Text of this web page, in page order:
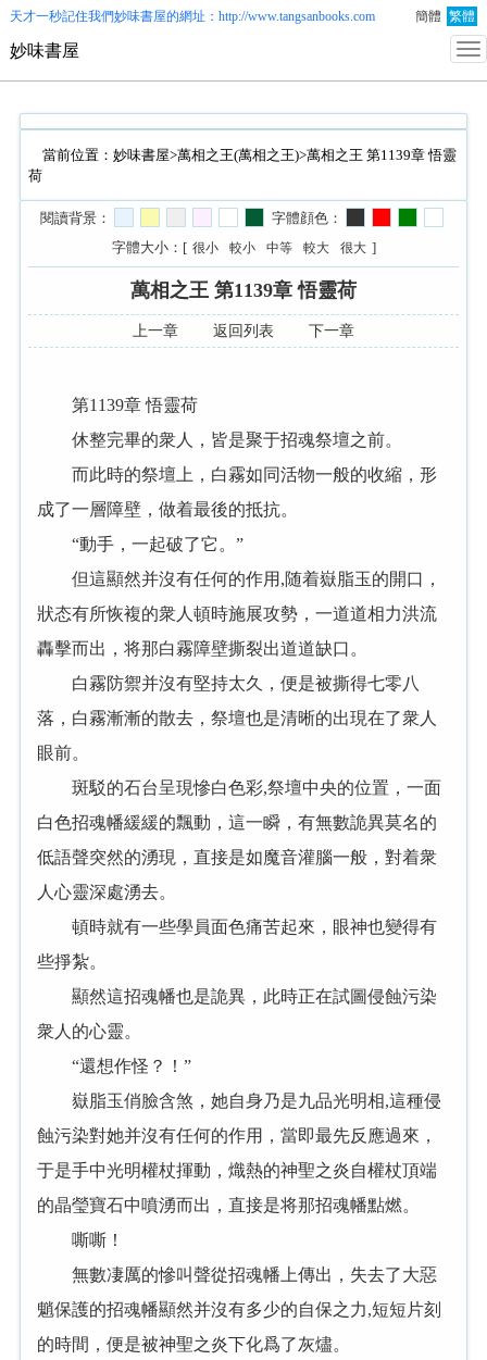
天才一秒記住我們妙味書屋的網址：http://www.tangsanbooks.com 簡體 繁體
妙味書屋
當前位置： 妙味書屋>萬相之王(萬相之王)>萬相之王 第1139章 悟靈
荷
閱讀背景：
字體顔色：
字體大小：[ 很小 較小 中等 較大 很大 ]
萬相之王 第1139章 悟靈荷
上一章 返回列表 下一章
第1139章 悟靈荷
休整完畢的衆人，皆是聚于招魂祭壇之前。
而此時的祭壇上，白霧如同活物一般的收縮，形
成了一層障壁，做着最後的抵抗。
“動手，一起破了它。”
但這顯然并沒有任何的作用,随着嶽脂玉的開口，
狀态有所恢複的衆人頓時施展攻勢，一道道相力洪流
轟擊而出，将那白霧障壁撕裂出道道缺口。
白霧防禦并沒有堅持太久，便是被撕得七零八
落，白霧漸漸的散去，祭壇也是清晰的出現在了衆人
眼前。
斑駁的石台呈現慘白色彩,祭壇中央的位置，一面
白色招魂幡緩緩的飄動，這一瞬，有無數詭異莫名的
低語聲突然的湧現，直接是如魔音灌腦一般，對着衆
人心靈深處湧去。
頓時就有一些學員面色痛苦起來，眼神也變得有
些掙紮。
顯然這招魂幡也是詭異，此時正在試圖侵蝕污染
衆人的心靈。
“還想作怪？！”
嶽脂玉俏臉含煞，她自身乃是九品光明相,這種侵
蝕污染對她并沒有任何的作用，當即最先反應過來，
于是手中光明權杖揮動，熾熱的神聖之炎自權杖頂端
的晶瑩寶石中噴湧而出，直接是将那招魂幡點燃。
嘶嘶！
無數凄厲的慘叫聲從招魂幡上傳出，失去了大惡
魈保護的招魂幡顯然并沒有多少的自保之力,短短片刻
的時間，便是被神聖之炎下化爲了灰燼。